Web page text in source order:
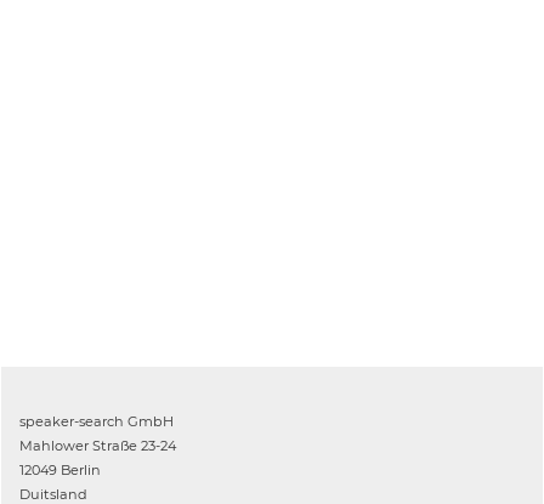
speaker-search GmbH
Mahlower Straße 23-24
12049 Berlin
Duitsland